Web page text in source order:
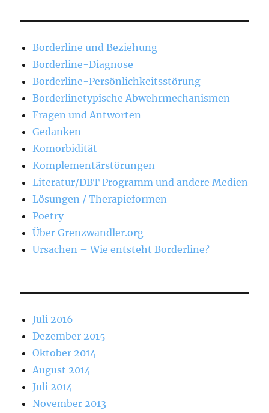
Borderline und Beziehung
Borderline-Diagnose
Borderline-Persönlichkeitsstörung
Borderlinetypische Abwehrmechanismen
Fragen und Antworten
Gedanken
Komorbidität
Komplementärstörungen
Literatur/DBT Programm und andere Medien
Lösungen / Therapieformen
Poetry
Über Grenzwandler.org
Ursachen – Wie entsteht Borderline?
Juli 2016
Dezember 2015
Oktober 2014
August 2014
Juli 2014
November 2013